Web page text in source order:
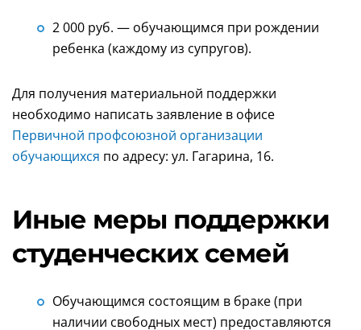
2 000 руб. — обучающимся при рождении
ребенка (каждому из супругов).
Для получения материальной поддержки
необходимо написать заявление в офисе
Первичной профсоюзной организации
обучающихся по адресу: ул. Гагарина, 16.
Иные меры поддержки
студенческих семей
Обучающимся состоящим в браке (при
наличии свободных мест) предоставляются